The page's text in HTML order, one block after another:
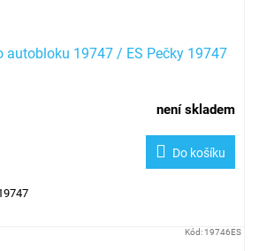
autobloku 19747 / ES Pečky 19747
není skladem
Do košíku
Kód: 19746ES